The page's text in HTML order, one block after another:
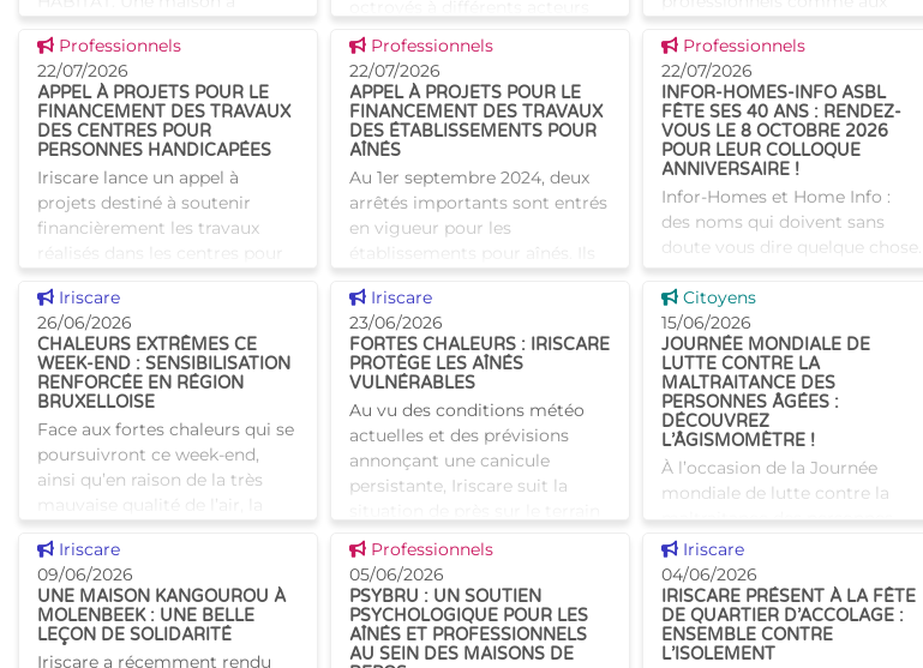
alternative innovante et
humaine aux structures
d’hébergement traditionnel
bruxellois afin de soutenir leur
travail au serv
Tam-Tam apporte une réponse
concrète avec une formation
dest
Voir cette news
Professionnels
22/07/2026
APPEL À PROJETS POUR LE
FINANCEMENT DES TRAVAUX
DES CENTRES POUR
PERSONNES HANDICAPÉES
Iriscare lance un appel à
projets destiné à soutenir
financièrement les travaux
réalisés dans les centres pour
projets peuvent porter sur des
transformations, des
Voir cette news
Professionnels
22/07/2026
APPEL À PROJETS POUR LE
FINANCEMENT DES TRAVAUX
DES ÉTABLISSEMENTS POUR
AÎNÉS
Au 1er septembre 2024, deux
arrêtés importants sont entrés
en vigueur pour les
établissements pour aînés. Ils
des établissements pour aînés,
d'une part la
Voir cette news
Professionnels
22/07/2026
INFOR-HOMES-INFO ASBL
FÊTE SES 40 ANS : RENDEZ-
VOUS LE 8 OCTOBRE 2026
POUR LEUR COLLOQUE
ANNIVERSAIRE !
Infor-Homes et Home Info :
des noms qui doivent sans
doute vous dire quelque chose.
Et pour cause, l’asbl, subsidiée
par Iriscare, s’est imposée au fil
des années comme un acteur
incontournabl
Voir cette news
Iriscare
26/06/2026
CHALEURS EXTRÊMES CE
WEEK-END : SENSIBILISATION
RENFORCÉE EN RÉGION
BRUXELLOISE
Face aux fortes chaleurs qui se
poursuivront ce week-end,
ainsi qu’en raison de la très
mauvaise qualité de l’air, la
rappelle les mesures à prendre
pour se prot�
Voir cette news
Iriscare
23/06/2026
FORTES CHALEURS : IRISCARE
PROTÈGE LES AÎNÉS
VULNÉRABLES
Au vu des conditions météo
actuelles et des prévisions
annonçant une canicule
persistante, Iriscare suit la
Prise de contact avec les
maisons de repos Iris
Voir cette news
Citoyens
15/06/2026
JOURNÉE MONDIALE DE
LUTTE CONTRE LA
MALTRAITANCE DES
PERSONNES ÂGÉES :
DÉCOUVREZ
L’ÂGISMOMÈTRE !
À l’occasion de la Journée
mondiale de lutte contre la
maltraitance des personnes
âgées, plusieurs associations
belges, dont l’asbl Infor-
Homes-Info qui est subsidiée
par Iriscare, lancent l
Voir cette news
Iriscare
09/06/2026
UNE MAISON KANGOUROU À
MOLENBEEK : UNE BELLE
LEÇON DE SOLIDARITÉ
Iriscare a récemment rendu
Voir cette news
Professionnels
05/06/2026
PSYBRU : UN SOUTIEN
PSYCHOLOGIQUE POUR LES
AÎNÉS ET PROFESSIONNELS
AU SEIN DES MAISONS DE
Voir cette news
Iriscare
04/06/2026
IRISCARE PRÉSENT À LA FÊTE
DE QUARTIER D’ACCOLAGE :
ENSEMBLE CONTRE
L’ISOLEMENT